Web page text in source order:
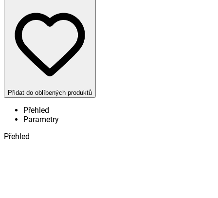
Přidat do oblíbených produktů
Přehled
Parametry
Přehled